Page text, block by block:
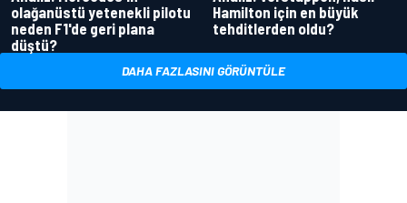
olağanüstü yetenekli pilotu
neden F1'de geri plana
düştü?
Hamilton için en büyük
tehditlerden oldu?
DAHA FAZLASINI GÖRÜNTÜLE